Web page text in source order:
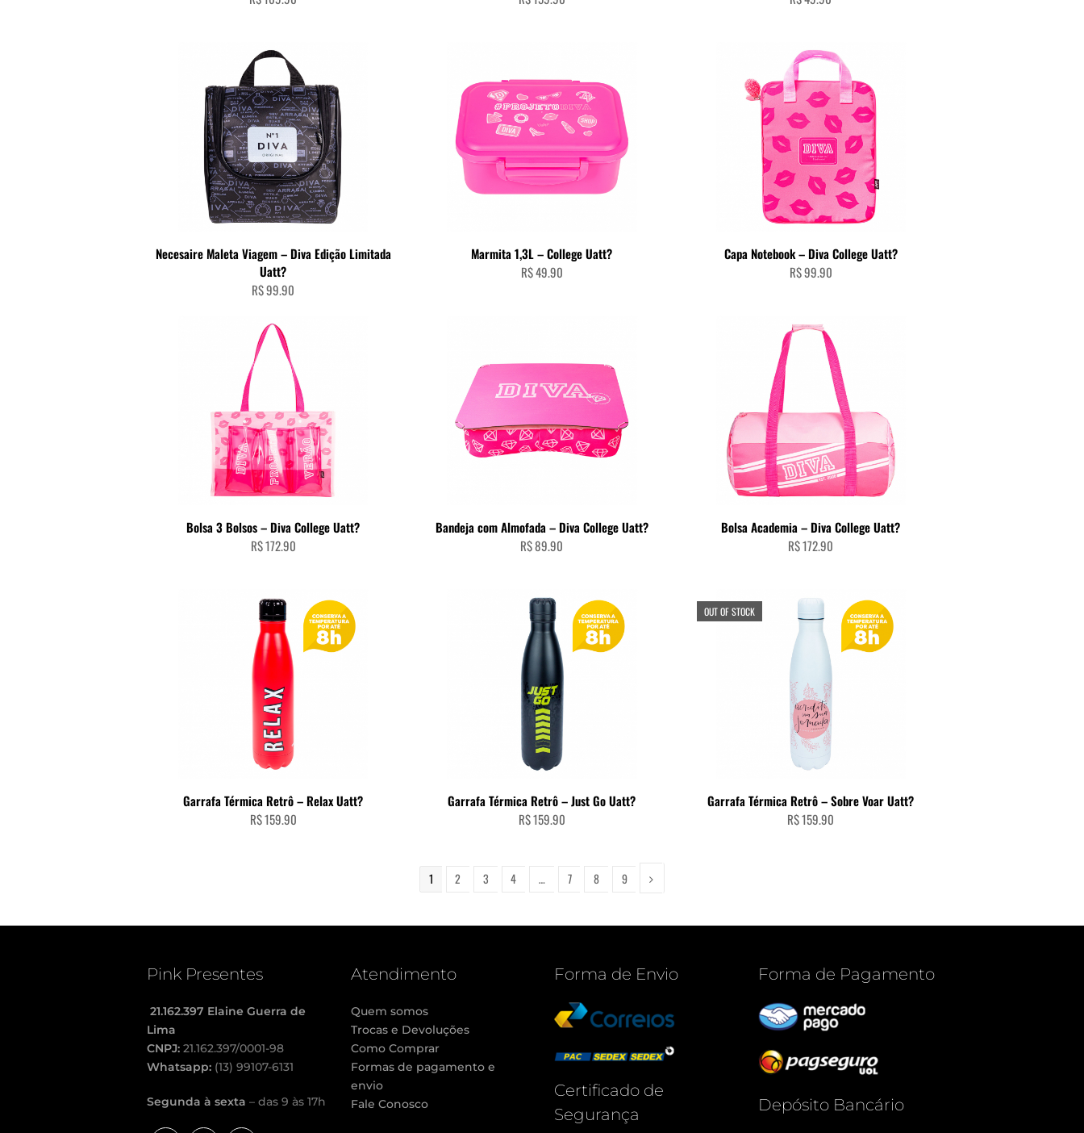
ADICIONAR AO CARRINHO
Necesaire Maleta Viagem – Diva Edição Limitada
Uatt?
R$99.90
ADICIONAR AO CARRINHO
Marmita 1,3L – College Uatt?
R$49.90
ADICIONAR AO CARRINHO
Capa Notebook – Diva College Uatt?
R$99.90
ADICIONAR AO CARRINHO
Bolsa 3 Bolsos – Diva College Uatt?
R$172.90
ADICIONAR AO CARRINHO
Bandeja com Almofada – Diva College Uatt?
R$89.90
ADICIONAR AO CARRINHO
Bolsa Academia – Diva College Uatt?
R$172.90
ADICIONAR AO CARRINHO
Garrafa Térmica Retrô – Relax Uatt?
R$159.90
ADICIONAR AO CARRINHO
Garrafa Térmica Retrô – Just Go Uatt?
R$159.90
OUT OF STOCK
LEIA MAIS
Garrafa Térmica Retrô – Sobre Voar Uatt?
R$159.90
1 2 3 4 … 7 8 9
Pink Presentes
21.162.397 Elaine Guerra de
Lima
CNPJ: 21.162.397/0001-98
Whatsapp: (13) 99107-6131
Segunda à sexta – das 9 às 17h
Atendimento
Quem somos
Trocas e Devoluções
Como Comprar
Formas de pagamento e
envio
Fale Conosco
Forma de Envio
Certificado de
Segurança
Forma de Pagamento
Depósito Bancário